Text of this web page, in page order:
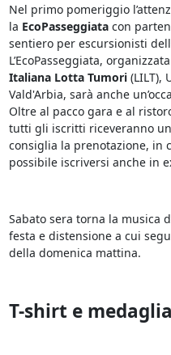
Nel primo pomeriggio
la EcoPasseggiatacon
sentiero per escursionisti
L’EcoPasseggiata,
Italiana Lotta Tumori(LILT),
Vald'Arbia, sarà anche
Oltre al pacco gara e al
tutti gli iscritti riceveranno
consiglia la prenotazione, in
possibile iscriversi anche in
Sabato sera torna la musica
festa e distensione a cui
della domenica mattina.
T-shirt e medaglia